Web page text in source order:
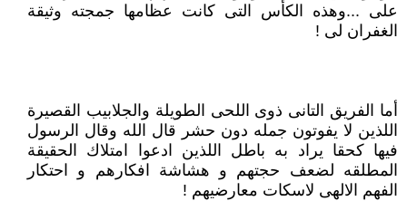
على ...وهذه الكأس التى كانت عظامها جمجته وثيقة
الغفران لى !
أما الفريق التانى ذوى اللحى الطويلة والجلابيب القصيرة
اللذين لا يفوتون جمله دون حشر قال الله وقال الرسول
فيها كحقا يراد به باطل اللذين ادعوا امتلاك الحقيقة
المطلقه لضعف حجتهم و هشاشة افكارهم و احتكار
الفهم الالهى لاسكات معارضيهم !